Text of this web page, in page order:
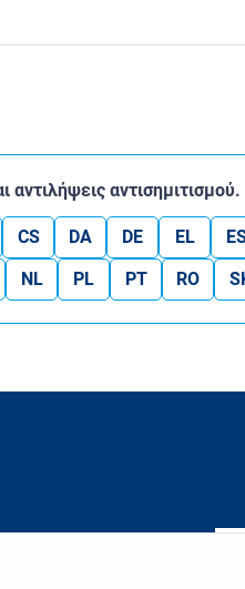
αντιλήψεις αντισημιτισμού.
CS DA DE EL
NL PL PT RO